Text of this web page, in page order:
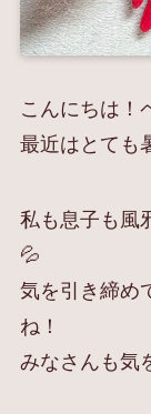
こんにちは！
最近はとても
私も息子も風
💦
気を引き締め
ね！
みなさんも気